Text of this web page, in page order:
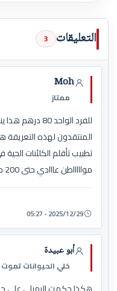
التعليقات 3
Moh
ممتاز
للفرد الواحد
المنتقدون لهذه
تطبيب تأقلم الكلئنات
مواااااطن عااادي حتى 200 درهم للفرد راها زينة ولكن ولكن ولكن
2025/12/29 - 05:27
أبو عبيدة
خلي الحيوانات تموت